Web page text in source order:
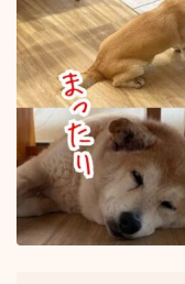
プライバシーポリ